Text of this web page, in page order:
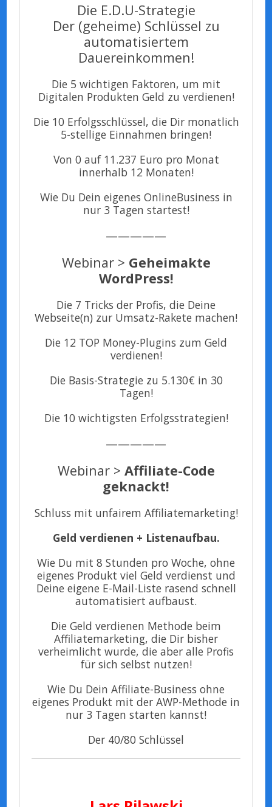
Die E.D.U-Strategie
Der (geheime) Schlüssel zu
automatisiertem
Dauereinkommen!
Die 5 wichtigen Faktoren, um mit
Digitalen Produkten Geld zu verdienen!
Die 10 Erfolgsschlüssel, die Dir monatlich
5-stellige Einnahmen bringen!
Von 0 auf 11.237 Euro pro Monat
innerhalb 12 Monaten!
Wie Du Dein eigenes OnlineBusiness in
nur 3 Tagen startest!
—————
Webinar > Geheimakte
WordPress!
Die 7 Tricks der Profis, die Deine
Webseite(n) zur Umsatz-Rakete machen!
Die 12 TOP Money-Plugins zum Geld
verdienen!
Die Basis-Strategie zu 5.130€ in 30
Tagen!
Die 10 wichtigsten Erfolgsstrategien!
—————
Webinar > Affiliate-Code
geknackt!
Schluss mit unfairem Affiliatemarketing!
Geld verdienen + Listenaufbau.
Wie Du mit 8 Stunden pro Woche, ohne
eigenes Produkt viel Geld verdienst und
Deine eigene E-Mail-Liste rasend schnell
automatisiert aufbaust.
Die Geld verdienen Methode beim
Affiliatemarketing, die Dir bisher
verheimlicht wurde, die aber alle Profis
für sich selbst nutzen!
Wie Du Dein Affiliate-Business ohne
eigenes Produkt mit der AWP-Methode in
nur 3 Tagen starten kannst!
Der 40/80 Schlüssel